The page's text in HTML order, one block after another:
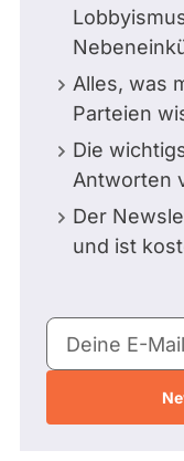
Alles, was
Parteien
Die
Antworten
Der
und ist
E-
Mail-
Deine E-